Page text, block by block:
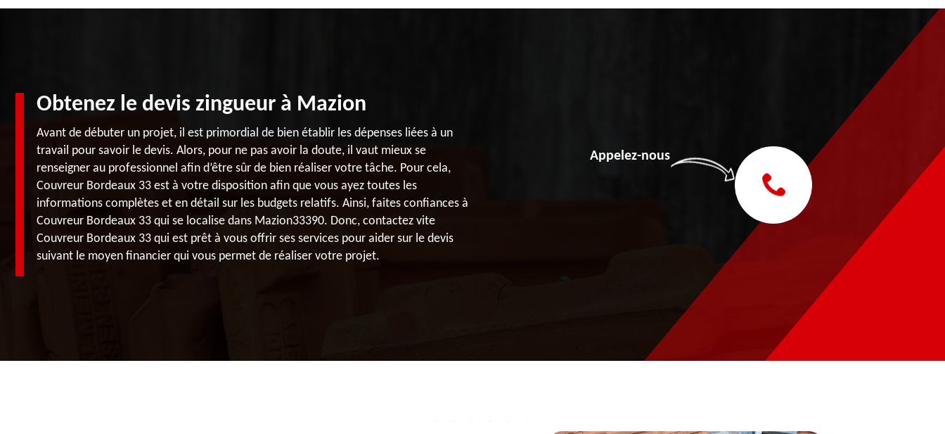
Obtenez le devis zingueur à Mazion
Avant de débuter un projet, il est primordial de bien établir les dépenses liées à un
travail pour savoir le devis. Alors, pour ne pas avoir la doute, il vaut mieux se
renseigner au professionnel afin d’être sûr de bien réaliser votre tâche. Pour cela,
Couvreur Bordeaux 33 est à votre disposition afin que vous ayez toutes les
informations complètes et en détail sur les budgets relatifs. Ainsi, faites confiances à
Couvreur Bordeaux 33 qui se localise dans Mazion33390. Donc, contactez vite
Couvreur Bordeaux 33 qui est prêt à vous offrir ses services pour aider sur le devis
suivant le moyen financier qui vous permet de réaliser votre projet.
Appelez-nous